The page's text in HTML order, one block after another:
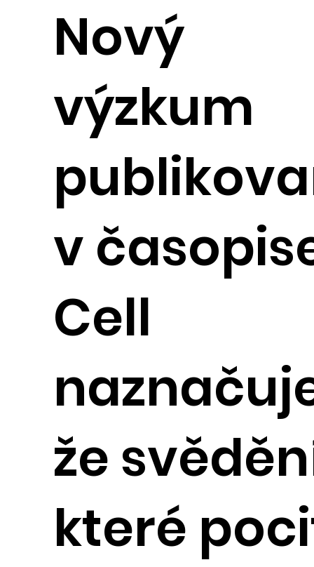
Nový
výzkum
v
Cell
že
které